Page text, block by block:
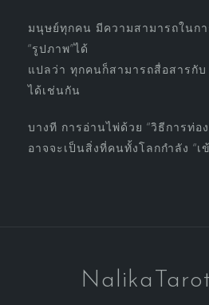
มนุษย์ทุกคน มีความสามารถในก
“รูปภาพ”ได้
แปลว่า ทุกคนก็สามารถสื่อสารกับ
ได้เช่นกัน
บางที การอ่านไพ่ด้วย “วิธีการท่อง
อาจจะเป็นสิ่งที่คนทั้งโลกกำลัง “เ